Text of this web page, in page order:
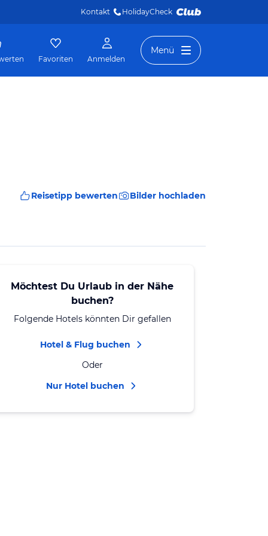
Kontakt HolidayCheck
Favoriten Anmelden
Menü
Reisetipp bewerten Bilder hochladen
Möchtest Du Urlaub in der Nähe
buchen?
Folgende Hotels könnten Dir gefallen
Hotel & Flug buchen
Oder
Nur Hotel buchen